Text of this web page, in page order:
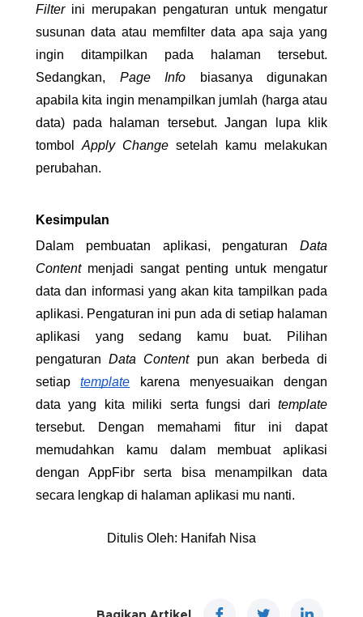
Filter ini merupakan pengaturan untuk mengatur
susunan data atau memfilter data apa saja yang
ingin ditampilkan pada halaman tersebut.
Sedangkan, Page Info
biasanya digunakan
apabila kita ingin menampilkan jumlah (harga atau
data) pada halaman tersebut. Jangan lupa klik
tombol Apply Change setelah kamu melakukan
perubahan.
Kesimpulan
Dalam pembuatan aplikasi, pengaturan Data
Content menjadi sangat penting untuk mengatur
data dan informasi yang akan kita tampilkan pada
aplikasi. Pengaturan ini pun ada di setiap halaman
aplikasi yang sedang kamu buat. Pilihan
pengaturan Data Content pun akan berbeda di
setiap template karena menyesuaikan dengan
data yang kita miliki serta fungsi dari
tersebut. Dengan memahami fitur ini dapat
memudahkan kamu dalam membuat aplikasi
dengan AppFibr serta bisa menampilkan data
secara lengkap di halaman aplikasi mu nanti.
Ditulis Oleh: Hanifah Nisa